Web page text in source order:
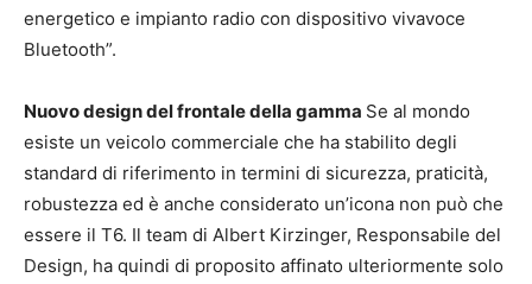
energetico e impianto radio con dispositivo vivavoce
Bluetooth”.
Nuovo design del frontale della gamma Se al mondo
esiste un veicolo commerciale che ha stabilito degli
standard di riferimento in termini di sicurezza, praticità,
robustezza ed è anche considerato un’icona non può che
essere il T6. Il team di Albert Kirzinger, Responsabile del
Design, ha quindi di proposito affinato ulteriormente solo